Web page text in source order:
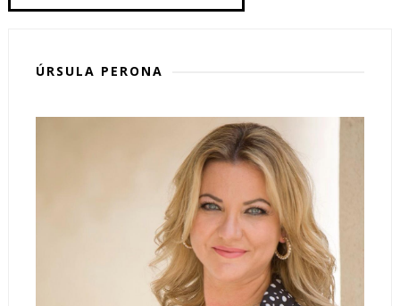
ÚRSULA PERONA